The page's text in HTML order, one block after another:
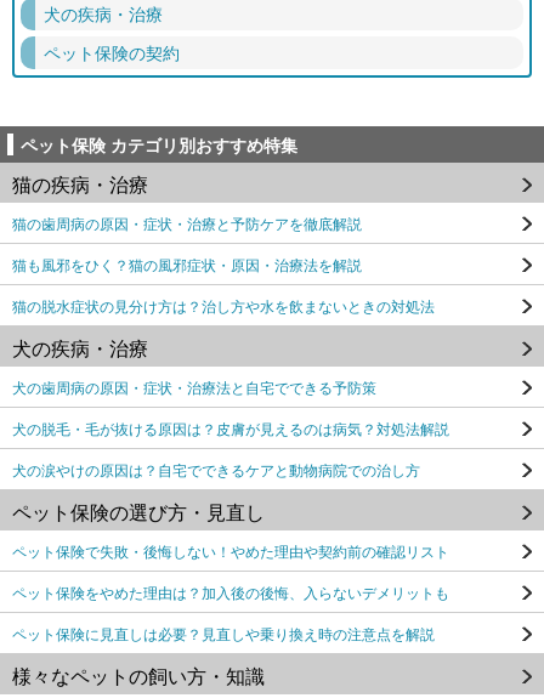
犬の疾病・治療
ペット保険の契約
ペット保険 カテゴリ別おすすめ特集
猫の疾病・治療
猫の歯周病の原因・症状・治療と予防ケアを徹底解説
猫も風邪をひく？猫の風邪症状・原因・治療法を解説
猫の脱水症状の見分け方は？治し方や水を飲まないときの対処法
犬の疾病・治療
犬の歯周病の原因・症状・治療法と自宅でできる予防策
犬の脱毛・毛が抜ける原因は？皮膚が見えるのは病気？対処法解説
犬の涙やけの原因は？自宅でできるケアと動物病院での治し方
ペット保険の選び方・見直し
ペット保険で失敗・後悔しない！やめた理由や契約前の確認リスト
ペット保険をやめた理由は？加入後の後悔、入らないデメリットも
ペット保険に見直しは必要？見直しや乗り換え時の注意点を解説
様々なペットの飼い方・知識